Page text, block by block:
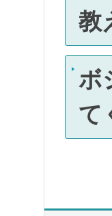
教
ボ
て